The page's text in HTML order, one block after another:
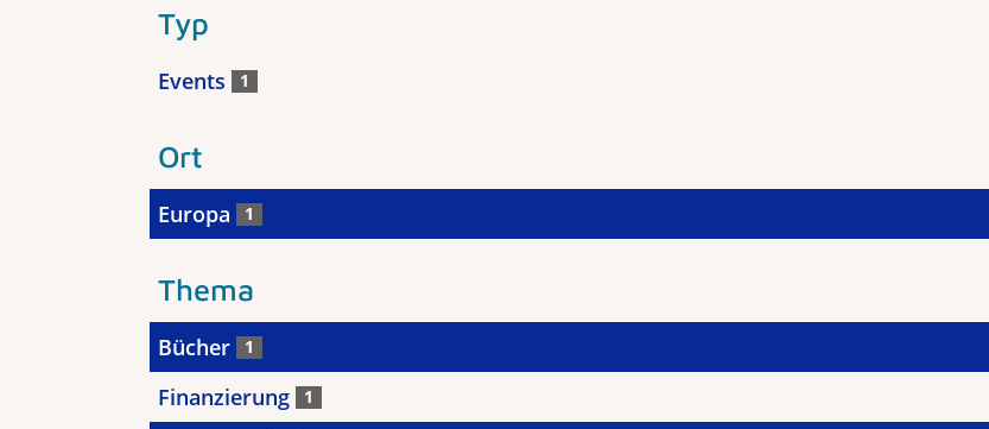
Typ
Events 1
Ort
Europa 1
Thema
Bücher 1
Finanzierung 1